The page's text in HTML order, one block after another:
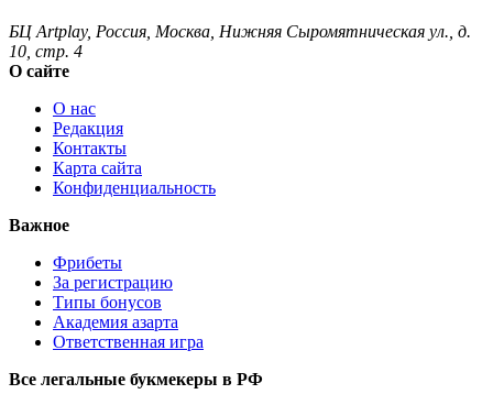
БЦ Artplay, Россия Москва Нижняя Сыромятническая ул., д.
10, стр. 4
О сайте
О нас
Редакция
Контакты
Карта сайта
Конфиденциальность
Важное
Фрибеты
За регистрацию
Типы бонусов
Академия азарта
Ответственная игра
Все легальные букмекеры в РФ